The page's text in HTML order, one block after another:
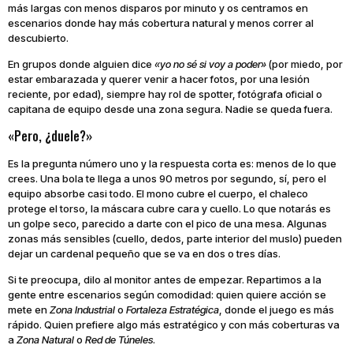
más largas con menos disparos por minuto y os centramos en
escenarios donde hay más cobertura natural y menos correr al
descubierto.
En grupos donde alguien dice «yo no sé si voy a poder»(por miedo, por
estar embarazada y querer venir a hacer fotos, por una lesión
reciente, por edad), siempre hay rol de spotter, fotógrafa oficial o
capitana de equipo desde una zona segura. Nadie se queda fuera.
«Pero, ¿duele?»
Es la pregunta número uno y la respuesta corta es: menos de lo que
crees. Una bola te llega a unos 90 metros por segundo, sí, pero el
equipo absorbe casi todo. El mono cubre el cuerpo, el chaleco
protege el torso, la máscara cubre cara y cuello. Lo que notarás es
un golpe seco, parecido a darte con el pico de una mesa. Algunas
zonas más sensibles (cuello, dedos, parte interior del muslo) pueden
dejar un cardenal pequeño que se va en dos o tres días.
Si te preocupa, dilo al monitor antes de empezar. Repartimos a la
gente entre escenarios según comodidad: quien quiere acción se
mete en Zona Industrialo Fortaleza Estratégica , donde el juego es más
rápido. Quien prefiere algo más estratégico y con más coberturas va
a Zona Naturalo Red de Túneles.